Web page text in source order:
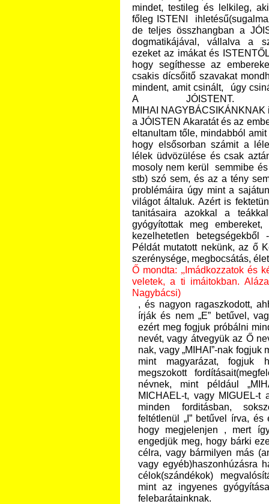
mindet, testileg és lelkileg,
főleg ISTENI
de teljes összhangban a
dogmatikájával, vállalva a
ezeket az imákat és
hogy segíthesse az
csakis dícsőitő szavakat
mindent, amit csinált, úgy
A JÓISTENT.
MIHAI NAGYBÁCSIKÁNKNAK
a JÓISTEN Akaratát és az
eltanultam tőle, mindabból
hogy elsősorban számit a
lélek üdvözülése és csak
mosoly nem kerül semmibe
stb) szó sem, és az a tény
problémáira úgy mint a
világot általuk. Azért is
tanitásaira azokkal a
gyógyítottak meg
kezelhetetlen
Példát mutatott nekünk, az ő
szerénysége, megbocsátás,
Ő mondta: „Imádkozzatok és
veletek, a ti imáitokban.
Nagybácsi)
, és nagyon ragaszkodott,
írják és nem „E” betűvel,
ezért meg fogjuk próbálni
nevét, vagy átvegyük az Ő
nak, vagy „MIHAI”-nak fogjuk
mint magyarázat, fogjuk
megszokott
névnek, mint például
MICHAEL-t, vagy MIGUEL-t
minden forditásban,
feltétlenül „I” betűvel írva, és
hogy megjelenjen , mert
engedjük meg, hogy bárki
célra, vagy bármilyen más
vagy egyéb)haszonhúzásra
célok(szándékok)
mint az ingyenes
felebarátainknak.